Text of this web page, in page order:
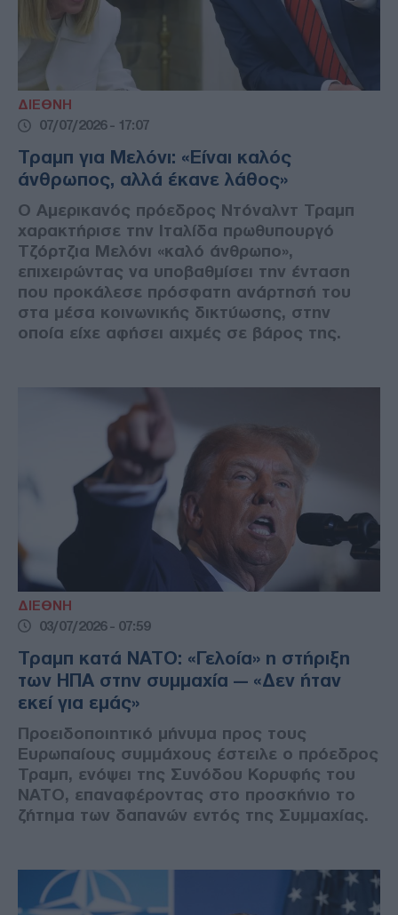
ΔΙΕΘΝΗ
07/07/2026 - 17:07
Τραμπ για Μελόνι: «Είναι καλός
άνθρωπος, αλλά έκανε λάθος»
Ο Αμερικανός πρόεδρος Ντόναλντ Τραμπ
χαρακτήρισε την Ιταλίδα πρωθυπουργό
Τζόρτζια Μελόνι «καλό άνθρωπο»,
επιχειρώντας να υποβαθμίσει την ένταση
που προκάλεσε πρόσφατη ανάρτησή του
στα μέσα κοινωνικής δικτύωσης, στην
οποία είχε αφήσει αιχμές σε βάρος της.
ΔΙΕΘΝΗ
03/07/2026 - 07:59
Τραμπ κατά ΝΑΤΟ: «Γελοία» η στήριξη
των ΗΠΑ στην συμμαχία — «Δεν ήταν
εκεί για εμάς»
Προειδοποιητικό μήνυμα προς τους
Ευρωπαίους συμμάχους έστειλε ο πρόεδρος
Τραμπ, ενόψει της Συνόδου Κορυφής του
ΝΑΤΟ, επαναφέροντας στο προσκήνιο το
ζήτημα των δαπανών εντός της Συμμαχίας.